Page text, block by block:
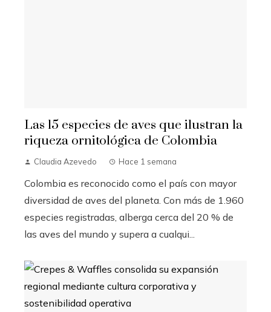
Las 15 especies de aves que ilustran la
riqueza ornitológica de Colombia
Claudia Azevedo Hace 1 semana
Colombia es reconocido como el país con mayor
diversidad de aves del planeta. Con más de 1.960
especies registradas, alberga cerca del 20 % de
las aves del mundo y supera a cualqui...